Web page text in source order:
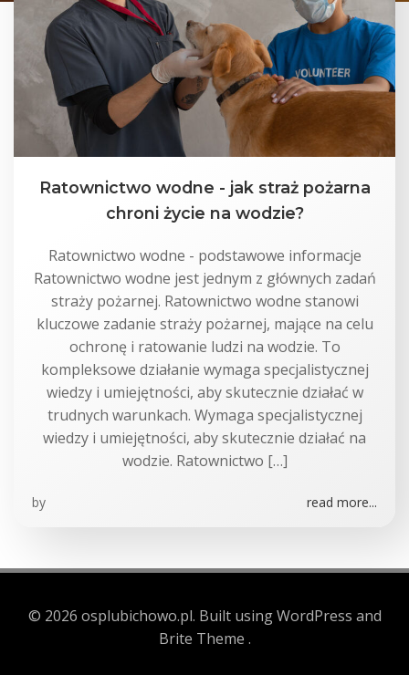
Ratownictwo wodne - jak straż pożarna
chroni życie na wodzie?
Ratownictwo wodne - podstawowe informacje
Ratownictwo wodne jest jednym z głównych zadań
straży pożarnej. Ratownictwo wodne stanowi
kluczowe zadanie straży pożarnej, mające na celu
ochronę i ratowanie ludzi na wodzie. To
kompleksowe działanie wymaga specjalistycznej
wiedzy i umiejętności, aby skutecznie działać w
trudnych warunkach. Wymaga specjalistycznej
wiedzy i umiejętności, aby skutecznie działać na
wodzie. Ratownictwo […]
by read more...
© 2026 osplubichowo.pl. Built using WordPress and
Brite Theme .